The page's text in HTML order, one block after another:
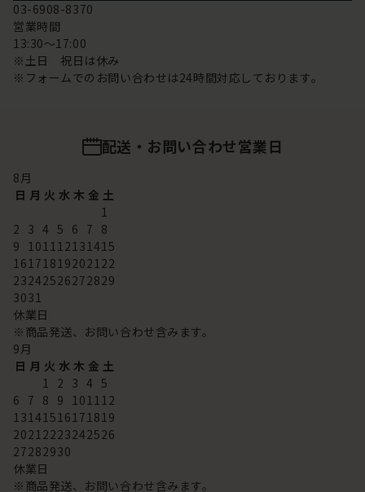
03-6908-8370
営業時間
13:30～17:00
※土日 祝日は休み
※フォームでのお問い合わせは24時間対応しております。
配送・お問い合わせ営業日
8月
日 月 火 水 木 金 土
1
2 3 4 5 6 7 8
9 101112131415
16171819202122
23242526272829
3031
休業日
※商品発送、お問い合わせ含みます。
9月
日 月 火 水 木 金 土
1 2 3 4 5
6 7 8 9 101112
13141516171819
20212223242526
27282930
休業日
※商品発送、お問い合わせ含みます。